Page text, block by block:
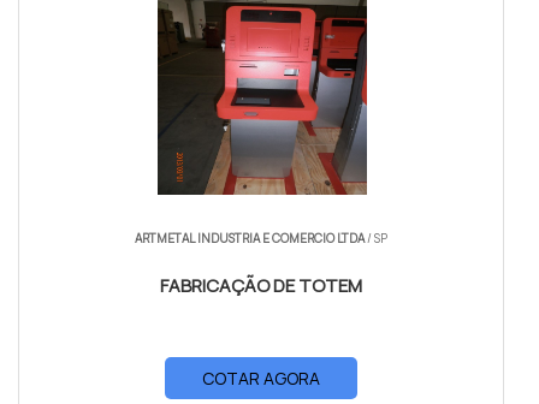
ARTMETAL INDUSTRIA E COMERCIO LTDA/ SP
FABRICAÇÃO DE TOTEM
COTAR AGORA